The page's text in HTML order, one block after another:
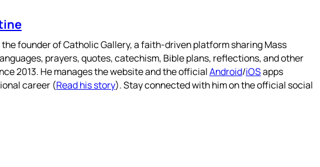
founder of Catholic Gallery, a faith-driven platform sharing Mass
prayers, quotes, catechism, Bible plans, reflections, and other
2013. He manages the website and the officialAndroid/iOSapps
career (Read his story). Stay connected with him on the official social